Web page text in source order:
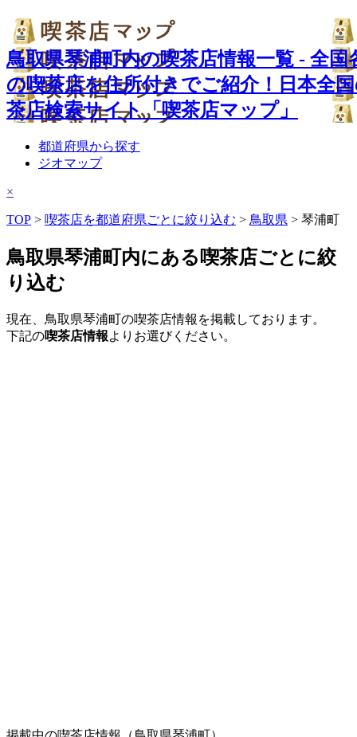
鳥取県琴浦町内の喫茶店情報一覧 - 全国
の喫茶店を住所付きでご紹介！日本全
茶店検索サイト「喫茶店マップ」
都道府県から探す
ジオマップ
×
TOP > 喫茶店を都道府県ごとに絞り込む > 鳥取県 > 琴浦町
鳥取県琴浦町内にある喫茶店ごとに絞
り込む
現在、鳥取県琴浦町の喫茶店情報を掲載しております。
下記の喫茶店情報よりお選びください。